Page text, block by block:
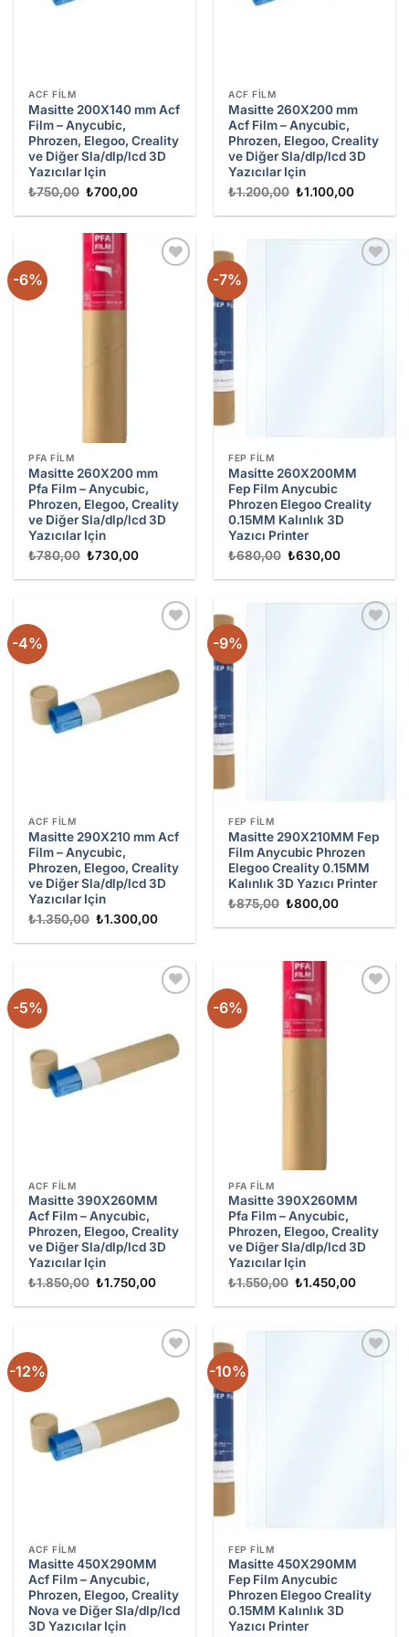
ACF FILM
Masitte 200X140 mm Acf
Film – Anycubic,
Phrozen, Elegoo, Creality
ve Diğer Sla/dlp/lcd 3D
Yazıcılar Için
₺750,00 Orijinal
₺750,00.
₺700,00Şu
fiyat:
ACF FILM
Masitte 260X200 mm
Acf Film – Anycubic,
Phrozen, Elegoo, Creality
ve Diğer Sla/dlp/lcd 3D
Yazıcılar Için
₺1.200,00 Orijinal
₺1.200,00.
₺1.100,00Şu
fiyat:
-6%
PFA FILM
Masitte 260X200 mm
Pfa Film – Anycubic,
Phrozen, Elegoo, Creality
ve Diğer Sla/dlp/lcd 3D
Yazıcılar Için
₺780,00 Orijinal
₺780,00.
₺730,00Şu
fiyat:
-7%
FEP FILM
Masitte 260X200MM
Fep Film Anycubic
Phrozen Elegoo Creality
0.15MM Kalınlık 3D
Yazıcı Printer
₺680,00 Orijinal
₺680,00.
₺630,00Şu
fiyat:
-4%
ACF FILM
Masitte 290X210 mm Acf
Film – Anycubic,
Phrozen, Elegoo, Creality
ve Diğer Sla/dlp/lcd 3D
Yazıcılar Için
₺1.350,00 Orijinal
₺1.350,00.
₺1.300,00Şu
fiyat:
-9%
FEP FILM
Masitte 290X210MM Fep
Film Anycubic Phrozen
Elegoo Creality 0.15MM
Kalınlık 3D Yazıcı Printer
₺875,00 Orijinal
₺875,00.
₺800,00Şu
fiyat:
-5%
ACF FILM
Masitte 390X260MM
Acf Film – Anycubic,
Phrozen, Elegoo, Creality
ve Diğer Sla/dlp/lcd 3D
Yazıcılar Için
₺1.850,00 Orijinal
₺1.850,00.
₺1.750,00Şu
fiyat:
-6%
PFA FILM
Masitte 390X260MM
Pfa Film – Anycubic,
Phrozen, Elegoo, Creality
ve Diğer Sla/dlp/lcd 3D
Yazıcılar Için
₺1.550,00 Orijinal
₺1.550,00.
₺1.450,00Şu
fiyat:
-12%
ACF FILM
Masitte 450X290MM
Acf Film – Anycubic,
Phrozen, Elegoo, Creality
Nova ve Diğer Sla/dlp/lcd
3D Yazıcılar Için
-10%
FEP FILM
Masitte 450X290MM
Fep Film Anycubic
Phrozen Elegoo Creality
0.15MM Kalınlık 3D
Yazıcı Printer